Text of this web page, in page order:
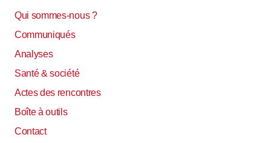
Qui sommes-nous ?
Communiqués
Analyses
Santé & société
Actes des rencontres
Boîte à outils
Contact